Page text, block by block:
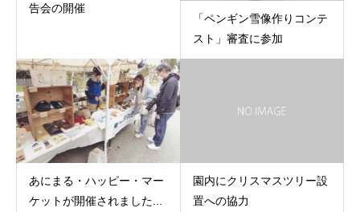
告会の開催
「ペンギン雪像作りコンテ
スト」審査に参加
あにまる・ハッピー・マー
ケットが開催されました...
園内にクリスマスツリー設
置への協力